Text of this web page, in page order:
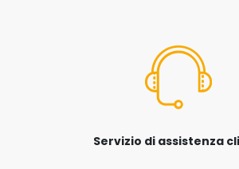
Servizio di assistenza